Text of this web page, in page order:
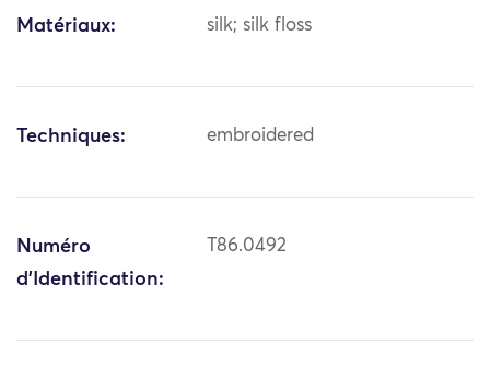
Matériaux: silk; silk floss
Techniques: embroidered
Numéro
d'Identification:
T86.0492